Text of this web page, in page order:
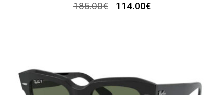
185.00€ 114.00€